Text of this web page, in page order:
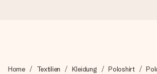
Wir bereiten dein Geschenk sorgfältig
Home Textilien Kleidung Poloshirt